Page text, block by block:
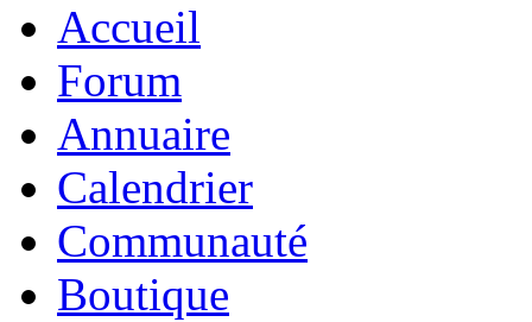
Accueil
Forum
Annuaire
Calendrier
Communauté
Boutique